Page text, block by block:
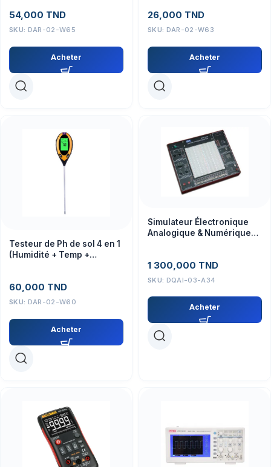
54,000 TND
SKU: DAR-02-W65
Acheter
26,000 TND
SKU: DAR-02-W63
Acheter
Testeur de Ph de sol 4 en 1
(Humidité + Temp +
de l’acidité)
60,000 TND
SKU: DAR-02-W60
Acheter
Simulateur Électronique
Analogique & Numérique
1 300,000 TND
SKU: DQAI-03-A34
Acheter